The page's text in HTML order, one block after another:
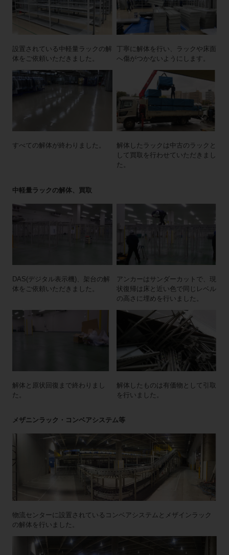
設置されている中軽量ラックの解
体をご依頼いただきました。
丁寧に解体を行い、ラックや床面
へ傷がつかないようにします。
すべての解体が終わりました。
解体したラックは中古のラックと
して買取を行わせていただきまし
た。
中軽量ラックの解体、買取
DAS(デジタル表示機)、架台の解
体をご依頼いただきました。
アンカーはサンダーカットで、現
状復帰は床と近い色で同じレベル
の高さに埋めを行いました。
解体と原状回復まで終わりまし
た。
解体したものは有価物として引取
を行いました。
メザニンラック・コンベアシステム等
物流センターに設置されているコンベアシステムとメザインラック
の解体を行いました。